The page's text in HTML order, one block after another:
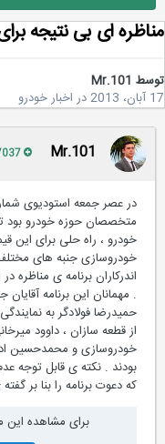
ای بی نتیجه
Mr.101
دراخبار خودرو
Mr.101
متخصصان حوزه خودرو بود
خودرو ، راه حلی برای این
خودروسازی جنبه های مختلف
اندرکاران برنامه ی
. مهمانان این برنامه آقایان
حمیدرضا فولادگر به
از قطعه سازان ، داوود
خودروسازی و محمدحسین ادیب
بودند . نکته ی قابل توجه
که دعوت برنامه را بنا بر
برای مشاهده این